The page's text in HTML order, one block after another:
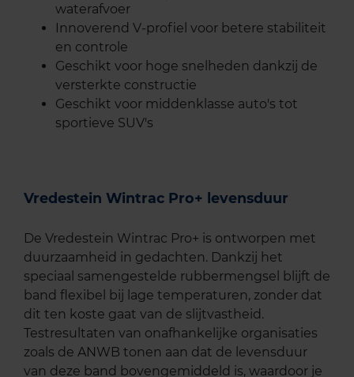
waterafvoer
Innoverend V-profiel voor betere stabiliteit
en controle
Geschikt voor hoge snelheden dankzij de
versterkte constructie
Geschikt voor middenklasse auto's tot
sportieve SUV's
Vredestein Wintrac Pro+ levensduur
De Vredestein Wintrac Pro+ is ontworpen met
duurzaamheid in gedachten. Dankzij het
speciaal samengestelde rubbermengsel blijft de
band flexibel bij lage temperaturen, zonder dat
dit ten koste gaat van de slijtvastheid.
Testresultaten van onafhankelijke organisaties
zoals de ANWB tonen aan dat de levensduur
van deze band bovengemiddeld is, waardoor je